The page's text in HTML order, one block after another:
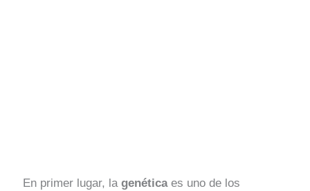
En primer lugar, lagenéticaes uno de los